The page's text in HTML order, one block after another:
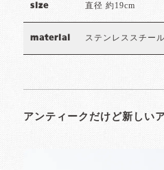
size 直径 約19cm
material ステンレススチー
アンティークだけど新しい